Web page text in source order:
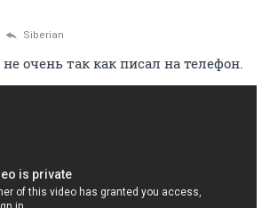
Siberian
очень так как писал на телефон.